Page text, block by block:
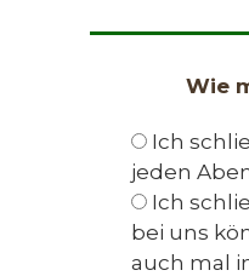
Wie
Ich
jeden
Ich
bei uns
auch mal